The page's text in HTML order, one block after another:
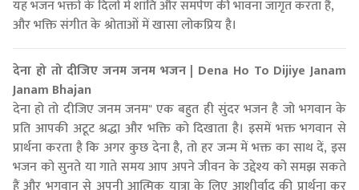
यह भजन भक्तों के दिलों में शांति और समर्पण की भावना जागृत करता है,
और भक्ति संगीत के श्रोताओं में खासा लोकप्रिय है।
देना हो तो दीजिए जनम जनम भजन | Dena Ho To Dijiye Janam
Janam Bhajan
देना हो तो दीजिए जनम जनम" एक बहुत ही सुंदर भजन है जो भगवान के
प्रति आपकी अटूट श्रद्धा और भक्ति को दिखाता है। इसमें भक्त भगवान से
प्रार्थना करता है कि अगर कुछ देना है, तो हर जन्म में भक्त का साथ दें, इस
भजन को सुनते या गाते समय आप अपने जीवन के उद्देश्य को समझ सकते